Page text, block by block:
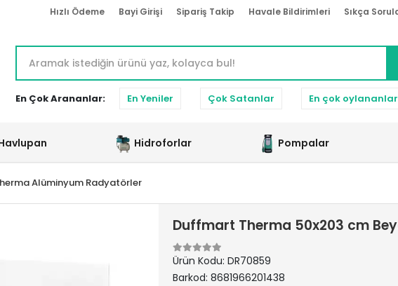
Hızlı Ödeme Bayi Girişi Sipariş Takip Havale Bildirimleri Sıkça
En Çok Arananlar: En Yeniler Çok Satanlar En çok oylananlar
Hidroforlar Pompalar
Alüminyum Radyatörler
Duffmart Therma 50x203 cm
Ürün Kodu: DR70859
Barkod: 8681966201438